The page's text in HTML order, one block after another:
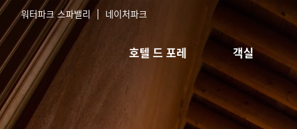
워터파크 스파밸리 네이처파크
호텔 드 포레 객실
스탠다드 침대
스탠다드 한실